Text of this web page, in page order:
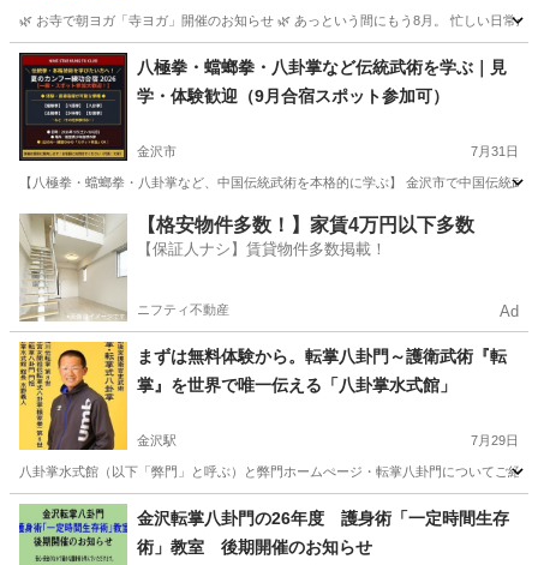
🌿 お寺で朝ヨガ「寺ヨガ」開催のお知らせ 🌿 あっという間にもう8月。 忙しい日常
石川 金沢市 東金沢駅 ヨガ お寺
八極拳・蟷螂拳・八卦掌など伝統武術を学ぶ｜見
学・体験歓迎（9月合宿スポット参加可）
金沢市 7月31日
【八極拳・蟷螂拳・八卦掌など、中国伝統武術を本格的に学ぶ】 金沢市で中国伝統
石川 金沢市 その他 武術
【格安物件多数！】家賃4万円以下多数
【保証人ナシ】賃貸物件多数掲載！
ニフティ不動産 Ad
まずは無料体験から。転掌八卦門～護衛武術『転
掌』を世界で唯一伝える「八卦掌水式館」
金沢駅 7月29日
八卦掌水式館（以下「弊門」と呼ぶ）と弊門ホームぺージ・転掌八卦門についてご紹
石川 金沢市 金沢駅 空手/他格闘技 八卦掌
金沢転掌八卦門の26年度 護身術「一定時間生存
術」教室 後期開催のお知らせ